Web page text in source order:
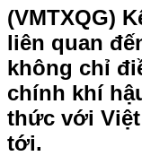
(VMTXQG)
liên quan
không chỉ
chính khí
thức với
tới.